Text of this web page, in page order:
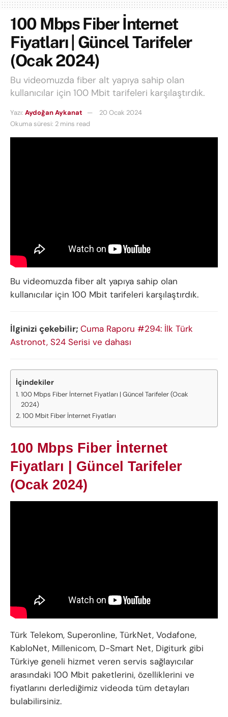
100 Mbps Fiber İnternet
Fiyatları | Güncel Tarifeler
(Ocak 2024)
Bu videomuzda fiber alt yapıya sahip olan
kullanıcılar için 100 Mbit tarifeleri karşılaştırdık.
Yazı: Aydoğan Aykanat
20 Ocak 2024
Okuma süresi: 2 mins read
Bu videomuzda fiber alt yapıya sahip olan
kullanıcılar için 100 Mbit tarifeleri karşılaştırdık.
İlginizi çekebilir; Cuma Raporu #294: İlk Türk
Astronot, S24 Serisi ve dahası
İçindekiler
100 Mbps Fiber İnternet Fiyatları | Güncel Tarifeler (Ocak
2024)
100 Mbit Fiber İnternet Fiyatları
100 Mbps Fiber İnternet
Fiyatları | Güncel Tarifeler
(Ocak 2024)
Türk Telekom, Superonline, TürkNet, Vodafone,
KabloNet, Millenicom, D-Smart Net, Digiturk gibi
Türkiye geneli hizmet veren servis sağlayıcılar
arasındaki 100 Mbit paketlerini, özelliklerini ve
fiyatlarını derlediğimiz videoda tüm detayları
bulabilirsiniz.